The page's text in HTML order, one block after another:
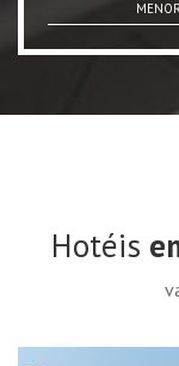
Hotéis